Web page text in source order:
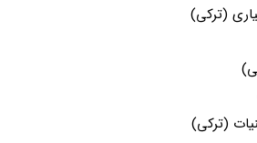
(ترکی)
(ترکی)